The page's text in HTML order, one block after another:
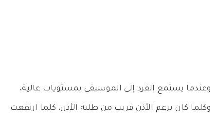
وعندما يستمع الفرد إلى الموسيقي بمستويات عالية،
وكلما كان برعم الأذن قريب من طلبة الأذن، كلما ارتفعت